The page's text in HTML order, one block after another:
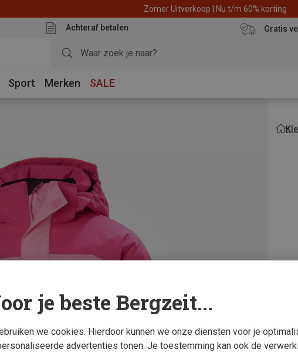
Zomer Uitverkoop | Nu t/m 60% korting
Achteraf betalen Gratis
Sport Merken SALE
je beste Bergzeit...
we cookies. Hierdoor kunnen we onze diensten voor je
advertenties tonen. Je toestemming kan ook de